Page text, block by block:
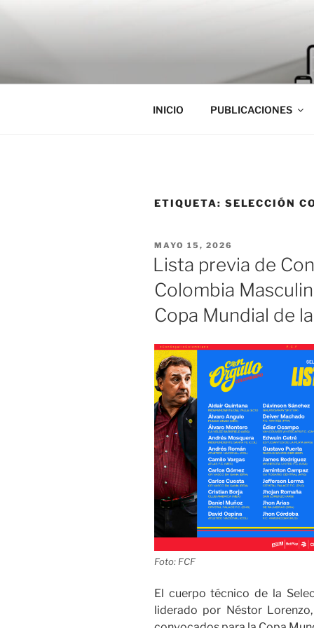
INICIO PUBLICACIONES
ETIQUETA: SELECCIÓN
PUBLICADO
EL
MAYO 15, 2026
Lista previa de
Colombia
Copa Mundial de
Foto: FCF
El cuerpo técnico de la
liderado por Néstor